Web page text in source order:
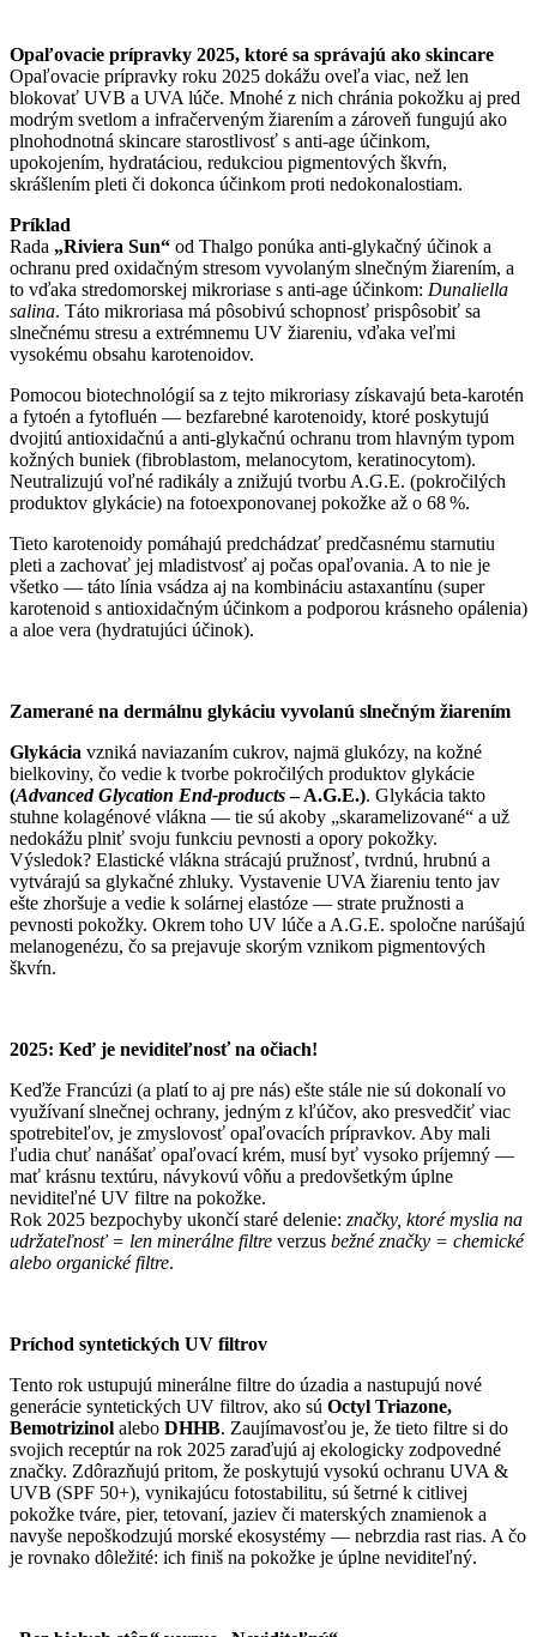
Opaľovacie prípravky 2025, ktoré sa správajú ako skincare
Opaľovacie prípravky roku 2025 dokážu oveľa viac, než len
blokovať UVB a UVA lúče. Mnohé z nich chránia pokožku aj pred
modrým svetlom a infračerveným žiarením a zároveň fungujú ako
plnohodnotná skincare starostlivosť s anti-age účinkom,
upokojením, hydratáciou, redukciou pigmentových škvŕn,
skrášlením pleti či dokonca účinkom proti nedokonalostiam.
Príklad
Rada „Riviera Sun“ od Thalgo ponúka anti-glykačný účinok a
ochranu pred oxidačným stresom vyvolaným slnečným žiarením, a
to vďaka stredomorskej mikroriase s anti-age účinkom: Dunaliella
salina. Táto mikroriasa má pôsobivú schopnosť prispôsobiť sa
slnečnému stresu a extrémnemu UV žiareniu, vďaka veľmi
vysokému obsahu karotenoidov.
Pomocou biotechnológií sa z tejto mikroriasy získavajú beta-karotén
a fytoén a fytofluén — bezfarebné karotenoidy, ktoré poskytujú
dvojitú antioxidačnú a anti-glykačnú ochranu trom hlavným typom
kožných buniek (fibroblastom, melanocytom, keratinocytom).
Neutralizujú voľné radikály a znižujú tvorbu A.G.E. (pokročilých
produktov glykácie) na fotoexponovanej pokožke až o 68 %.
Tieto karotenoidy pomáhajú predchádzať predčasnému starnutiu
pleti a zachovať jej mladistvosť aj počas opaľovania. A to nie je
všetko — táto línia vsádza aj na kombináciu astaxantínu (super
karotenoid s antioxidačným účinkom a podporou krásneho opálenia)
a aloe vera (hydratujúci účinok).
Zamerané na dermálnu glykáciu vyvolanú slnečným žiarením
Glykácia vzniká naviazaním cukrov, najmä glukózy, na kožné
bielkoviny, čo vedie k tvorbe pokročilých produktov glykácie
(Advanced Glycation End-products– A.G.E.). Glykácia takto
stuhne kolagénové vlákna — tie sú akoby „skaramelizované“ a už
nedokážu plniť svoju funkciu pevnosti a opory pokožky.
Výsledok? Elastické vlákna strácajú pružnosť, tvrdnú, hrubnú a
vytvárajú sa glykačné zhluky. Vystavenie UVA žiareniu tento jav
ešte zhoršuje a vedie k solárnej elastóze — strate pružnosti a
pevnosti pokožky. Okrem toho UV lúče a A.G.E. spoločne narúšajú
melanogenézu, čo sa prejavuje skorým vznikom pigmentových
škvŕn.
2025: Keď je neviditeľnosť na očiach!
Keďže Francúzi (a platí to aj pre nás) ešte stále nie sú dokonalí vo
využívaní slnečnej ochrany, jedným z kľúčov, ako presvedčiť viac
spotrebiteľov, je zmyslovosť opaľovacích prípravkov. Aby mali
ľudia chuť nanášať opaľovací krém, musí byť vysoko príjemný —
mať krásnu textúru, návykovú vôňu a predovšetkým úplne
neviditeľné UV filtre na pokožke.
Rok 2025 bezpochyby ukončí staré delenie: značky, ktoré myslia na
udržateľnosť = len minerálne filtre verzus bežné značky = chemické
alebo organické filtre.
Príchod syntetických UV filtrov
Tento rok ustupujú minerálne filtre do úzadia a nastupujú nové
generácie syntetických UV filtrov, ako sú Octyl Triazone,
Bemotrizinol alebo DHHB. Zaujímavosťou je, že tieto filtre si do
svojich receptúr na rok 2025 zaraďujú aj ekologicky zodpovedné
značky. Zdôrazňujú pritom, že poskytujú vysokú ochranu UVA &
UVB (SPF 50+), vynikajúcu fotostabilitu, sú šetrné k citlivej
pokožke tváre, pier, tetovaní, jaziev či materských znamienok a
navyše nepoškodzujú morské ekosystémy — nebrzdia rast rias. A čo
je rovnako dôležité: ich finiš na pokožke je úplne neviditeľný.